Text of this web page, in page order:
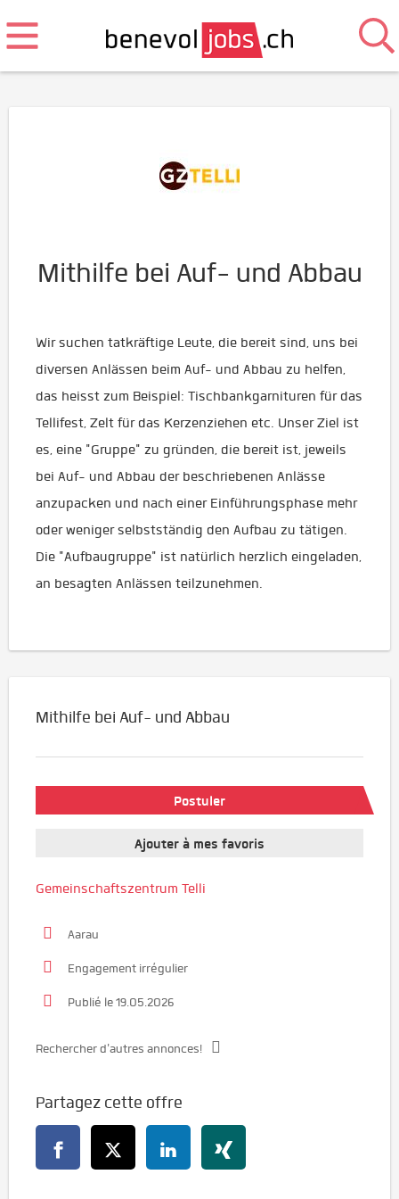
Mithilfe bei Auf- und Abbau
Wir suchen tatkräftige Leute, die bereit sind, uns bei
diversen Anlässen beim Auf- und Abbau zu helfen,
das heisst zum Beispiel: Tischbankgarnituren für das
Tellifest, Zelt für das Kerzenziehen etc. Unser Ziel ist
es, eine "Gruppe" zu gründen, die bereit ist, jeweils
bei Auf- und Abbau der beschriebenen Anlässe
anzupacken und nach einer Einführungsphase mehr
oder weniger selbstständig den Aufbau zu tätigen.
Die "Aufbaugruppe" ist natürlich herzlich eingeladen,
an besagten Anlässen teilzunehmen.
Mithilfe bei Auf- und Abbau
Postuler
Ajouter à mes favoris
Gemeinschaftszentrum Telli
Aarau
Engagement irrégulier
Publié le 19.05.2026
Rechercher d'autres annonces!
Partagez cette offre